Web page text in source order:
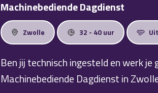
maatwerkproducten vakkundig
levering aan tevreden klanten. Geen dag is hetzelfde. Je werkt in een nette
productieomgeving waar kwaliteit,
Machinebediende Dagdienst
Zwolle 32 - 40 uur
Ben jij technisch ingesteld en werk
Machinebediende Dagdienst in